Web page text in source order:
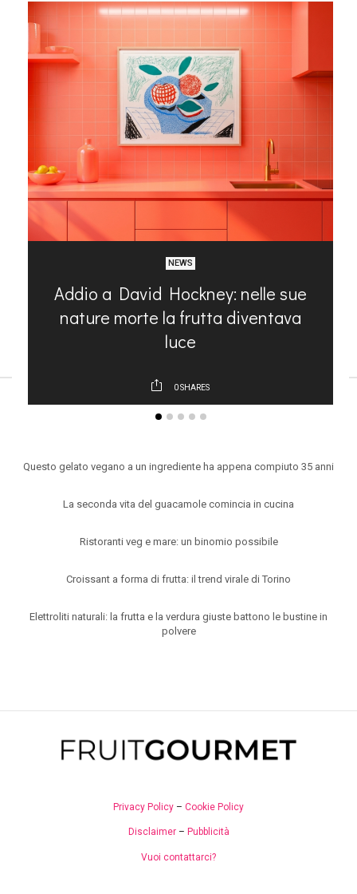
NEWS
Addio a David Hockney: nelle sue
nature morte la frutta diventava
luce
0SHARES
Questo gelato vegano a un ingrediente ha appena compiuto 35 anni
La seconda vita del guacamole comincia in cucina
Ristoranti veg e mare: un binomio possibile
Croissant a forma di frutta: il trend virale di Torino
Elettroliti naturali: la frutta e la verdura giuste battono le bustine in
polvere
Privacy Policy – Cookie Policy
Disclaimer– Pubblicità
Vuoi contattarci?